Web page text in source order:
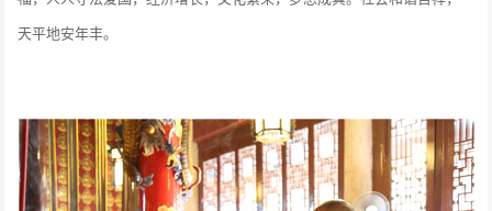
天平地安年丰。